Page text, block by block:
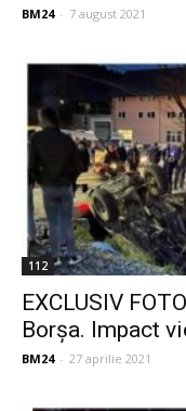
BM24 - 7 august 2021
112
EXCLUSIV
Borșa. Impact
BM24 - 27 aprilie 2021